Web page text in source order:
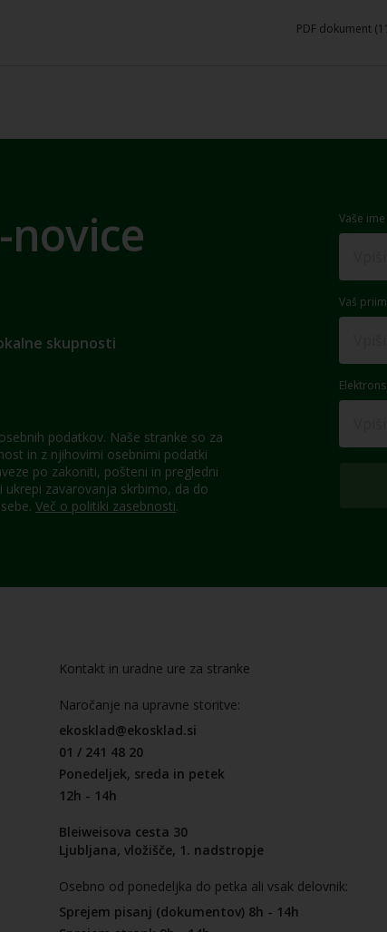
PDF dokument
novice
skupnosti
podatkov. Naše stranke so za
in z njihovimi osebnimi podatki
po zakoniti, pošteni in pregledni
zavarovanja skrbimo, da do
Več o politiki zasebnosti.
Vaše ime
Vaš
Kontakt in uradne ure za stranke
Naročanje na upravne storitve:
ekosklad@ekosklad.si
01 / 241 48 20
Ponedeljek, sreda in petek
12h - 14h
Bleiweisova cesta 30
Ljubljana, vložišče, 1. nadstropje
Osebno od ponedeljka do petka ali vsak delovnik:
Sprejem pisanj (dokumentov) 8h - 14h